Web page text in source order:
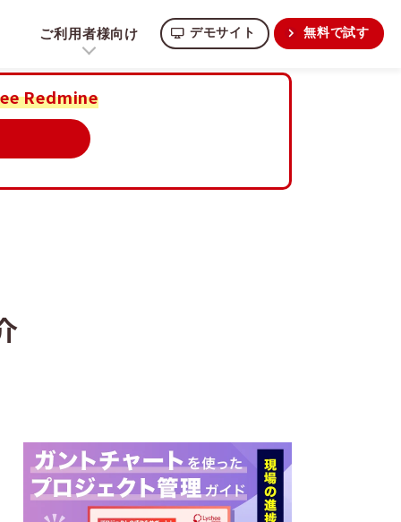
ご利用者様向け デモサイト 無料で試す
Redmine